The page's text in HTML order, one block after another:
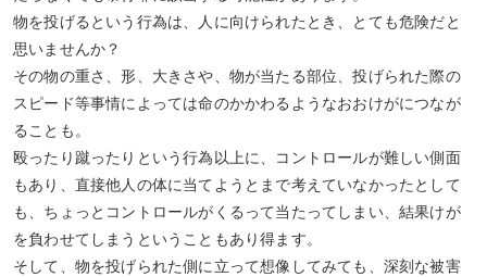
物を投げるという行為は、人に向けられたとき、とても危険だと
思いませんか？
その物の重さ、形、大きさや、物が当たる部位、投げられた際の
スピード等事情によっては命のかかわるようなおおけがにつなが
ることも。
殴ったり蹴ったりという行為以上に、コントロールが難しい側面
もあり、直接他人の体に当てようとまで考えていなかったとして
も、ちょっとコントロールがくるって当たってしまい、結果けが
を負わせてしまうということもあり得ます。
そして、物を投げられた側に立って想像してみても、深刻な被害